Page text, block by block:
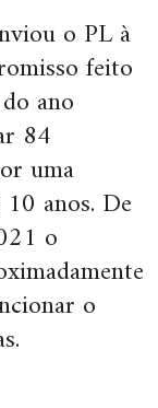
o PL à
feito
ano
84
uma
anos. De
o
o